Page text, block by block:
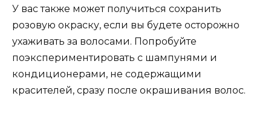
У вас также может получиться сохранить
розовую окраску, если вы будете осторожно
ухаживать за волосами. Попробуйте
поэкспериментировать с шампунями и
кондиционерами, не содержащими
красителей, сразу после окрашивания волос.